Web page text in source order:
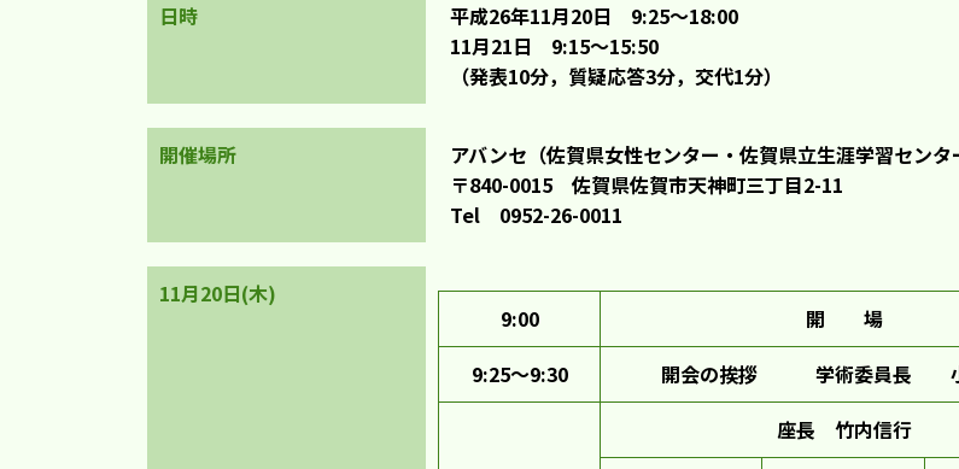
日時
平成26年11月20日 9:25～18:00
11月21日 9:15～15:50
（発表10分，質疑応答3分，交代1分）
開催場所
アバンセ（佐賀県女性センター・佐賀県立生涯学習セン
〒840-0015 佐賀県佐賀市天神町三丁目2-11
Tel 0952-26-0011
11月20日(木)
9:00
開 場
9:25～9:30
開会の挨拶 学術委員長 小
座長 竹内信行